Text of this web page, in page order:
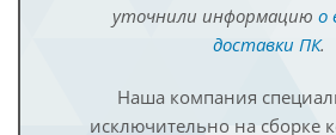
уточнили информацию о
доставки ПК.
Наша компания
исключительно на сборке